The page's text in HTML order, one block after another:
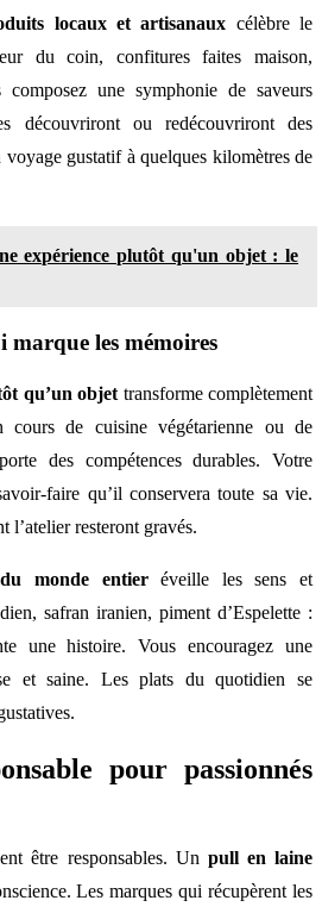
locaux et artisanaux célèbre le
du coin, confitures faites maison,
une symphonie de saveurs
découvriront ou redécouvriront des
voyage gustatif à quelques kilomètres de
expérience plutôt qu'un objet : le
marque les mémoires
qu’un objet transforme complètement
de cuisine végétarienne ou de
des compétences durables. Votre
faire qu’il conservera toute sa vie.
l’atelier resteront gravés.
monde entieréveille les sens et
safran iranien, piment d’Espelette :
une histoire. Vous encouragez une
et saine. Les plats du quotidien se
pour passionnés
être responsables. Un pull en laine
Les marques qui récupèrent les